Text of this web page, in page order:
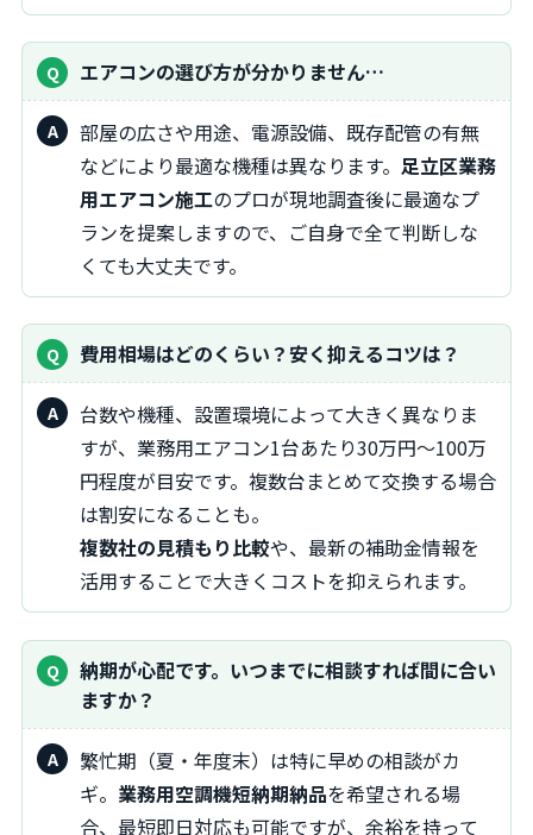
エアコンの選び方が分かりません…
部屋の広さや用途、電源設備、既存配管の有無
などにより最適な機種は異なります。 足立区業務
用エアコン施工のプロが現地調査後に最適なプ
ランを提案しますので、ご自身で全て判断しな
くても大丈夫です。
費用相場はどのくらい？安く抑えるコツは？
台数や機種、設置環境によって大きく異なりま
すが、業務用エアコン1台あたり30万円〜100万
円程度が目安です。複数台まとめて交換する場合
は割安になることも。
複数社の見積もり比較や、最新の補助金情報を
活用することで大きくコストを抑えられます。
納期が心配です。いつまでに相談すれば間に合い
ますか？
繁忙期（夏・年度末）は特に早めの相談がカ
ギ。 業務用空調機短納期納品を希望される場
合、最短即日対応も可能ですが、余裕を持って